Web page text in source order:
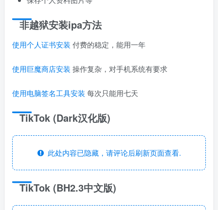
非越狱安装ipa方法
使用个人证书安装 付费的稳定，能用一年
使用巨魔商店安装 操作复杂，对手机系统有要求
使用电脑签名工具安装 每次只能用七天
TikTok (Dark汉化版)
此处内容已隐藏，请评论后刷新页面查看.
TikTok (BH2.3中文版)